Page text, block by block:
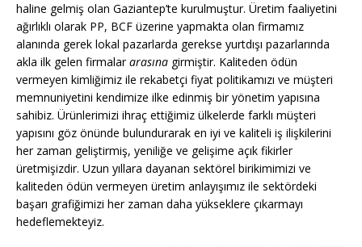
haline gelmiş olan Gaziantep’te kurulmuştur. Üretim faaliyetini
ağırlıklı olarak PP, BCF üzerine yapmakta olan firmamız
alanında gerek lokal pazarlarda gerekse yurtdışı pazarlarında
akla ilk gelen firmalararasına girmiştir. Kaliteden ödün
vermeyen kimliğimiz ile rekabetçi fiyat politikamızı ve müşteri
memnuniyetini kendimize ilke edinmiş bir yönetim yapısına
sahibiz. Ürünlerimizi ihraç ettiğimiz ülkelerde farklı müşteri
yapısını göz önünde bulundurarak en iyi ve kaliteli iş ilişkilerini
her zaman geliştirmiş, yeniliğe ve gelişime açık fikirler
üretmişizdir. Uzun yıllara dayanan sektörel birikimimizi ve
kaliteden ödün vermeyen üretim anlayışımız ile sektördeki
başarı grafiğimizi her zaman daha yükseklere çıkarmayı
hedeflemekteyiz.